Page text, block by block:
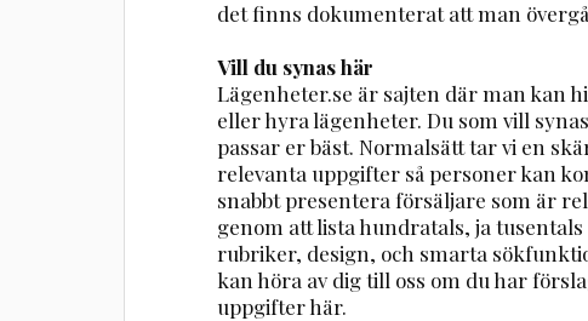
det finns dokumenterat att man
Vill du synas här
Lägenheter.se är sajten där man kan
eller hyra lägenheter. Du som vill
passar er bäst. Normalsätt tar vi en
relevanta uppgifter så personer kan
snabbt presentera försäljare som är
genom att lista hundratals, ja
rubriker, design, och smarta
kan höra av dig till oss om du har
uppgifter här.